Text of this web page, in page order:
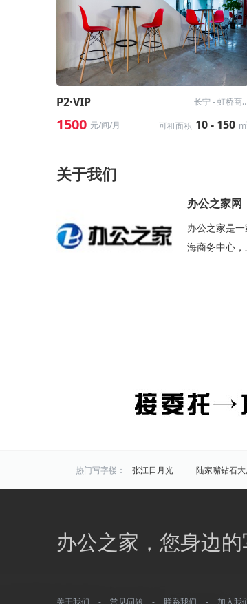
P2·VIP 长宁 -
1500 元/间/月 可租面积 10 - 150
关于我们
办公之家网
办公之家是
海商务中心
热门写字楼： 张江日月光 陆家嘴钻石大
炬芯研发大楼
佑越国际
区域写字楼： 徐汇
商圈写字楼： 曹杨路 金山 陆家嘴
办公之家，您身边的
关于我们 - 常见问题 - 联系我们 - 加入我